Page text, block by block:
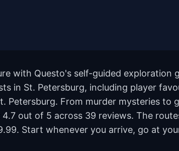
with Questo's self-guided exploration
in St. Petersburg, including player
Petersburg. From murder mysteries to
out of 5 across 39 reviews. The
Start whenever you arrive, go at